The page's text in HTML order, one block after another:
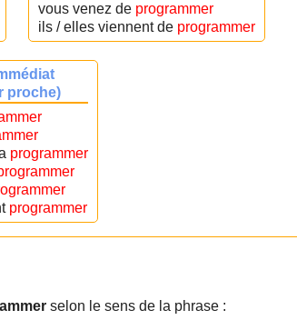
vous venez de programmer
ils / elles viennent de programmer
proche)
programmer
programmer
selon le sens de la phrase :